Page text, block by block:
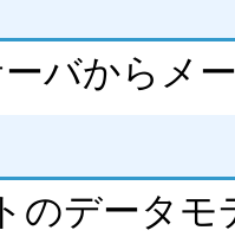
バからメ
のデータ